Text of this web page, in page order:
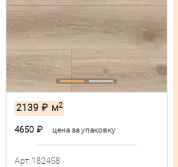
2139 ₽ м2
4650 ₽ цена за упаковку
Арт.182458